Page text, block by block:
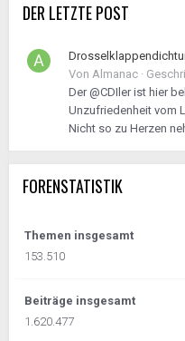
DER LETZTE POST
Von Almanac ·
Der @CDIler ist hier
Unzufriedenheit vom
Nicht so zu Herzen
FORENSTATISTIK
Themen insgesamt
153.510
Beiträge insgesamt
1.620.477